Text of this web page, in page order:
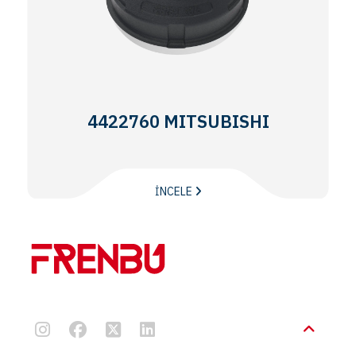
4422760 MITSUBISHI
İNCELE